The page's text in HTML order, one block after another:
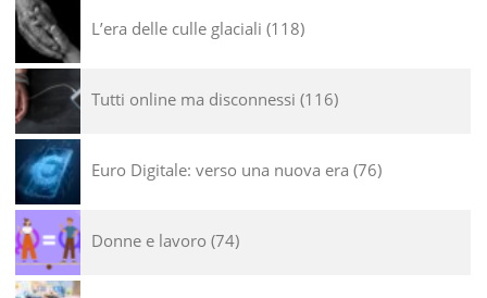
L’era delle culle glaciali 118
Tutti online ma disconnessi 116
Euro Digitale: verso una nuova era 76
Donne e lavoro 74